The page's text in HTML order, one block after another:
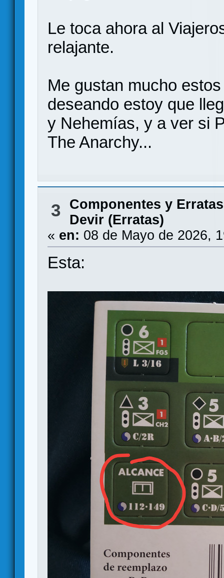
Le toca ahora al
relajante.
Me gustan mucho
deseando estoy que
y Nehemías, y a ver si
The Anarchy...
3 Componentes y Erratas
Devir (Erratas)
« en: 08 de Mayo de 2026,
Esta: